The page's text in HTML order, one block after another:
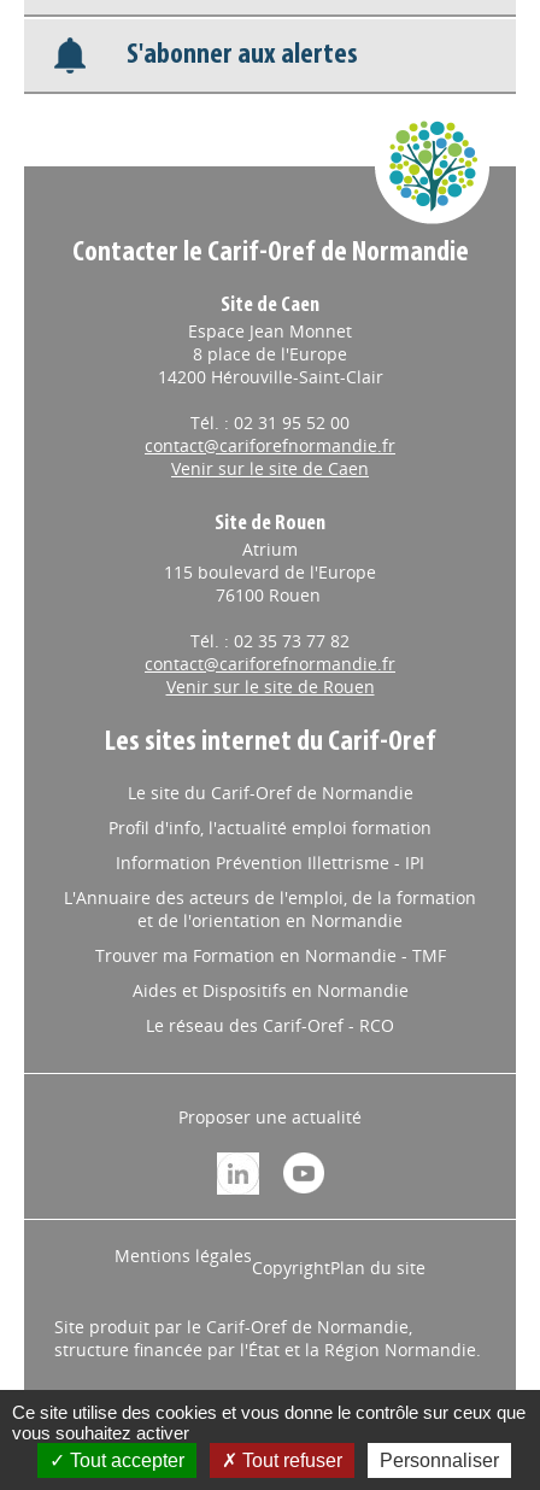
Nos veilles Scoop.it
S'abonner aux alertes
Contacter le Carif-Oref de Normandie
Site de Caen
Espace Jean Monnet
8 place de l'Europe
14200 Hérouville-Saint-Clair
Tél. : 02 31 95 52 00
contact@cariforefnormandie.fr
Venir sur le site de Caen
Site de Rouen
Atrium
115 boulevard de l'Europe
76100 Rouen
Tél. : 02 35 73 77 82
contact@cariforefnormandie.fr
Venir sur le site de Rouen
Les sites internet du Carif-Oref
Le site du Carif-Oref de Normandie
Profil d'info, l'actualité emploi formation
Information Prévention Illettrisme - IPI
L'Annuaire des acteurs de l'emploi, de la formation
et de l'orientation en Normandie
Trouver ma Formation en Normandie - TMF
Aides et Dispositifs en Normandie
Le réseau des Carif-Oref - RCO
Proposer une actualité
Mentions légales
CopyrightPlan du site
Site produit par le Carif-Oref de Normandie,
structure financée par l'État et la Région Normandie.
Ce site utilise des cookies et vous donne le contrôle sur ceux que
vous souhaitez activer
Tout accepter
Tout refuser Personnaliser